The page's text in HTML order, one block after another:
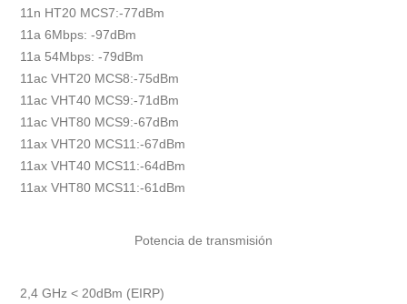
11n HT20 MCS7:-77dBm
11a 6Mbps: -97dBm
11a 54Mbps: -79dBm
11ac VHT20 MCS8:-75dBm
11ac VHT40 MCS9:-71dBm
11ac VHT80 MCS9:-67dBm
11ax VHT20 MCS11:-67dBm
11ax VHT40 MCS11:-64dBm
11ax VHT80 MCS11:-61dBm
Potencia de transmisión
2,4 GHz < 20dBm (EIRP)